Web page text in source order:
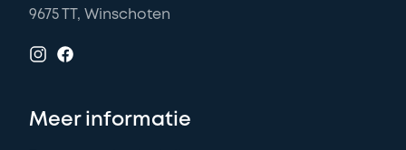
9675 TT, Winschoten
Meer informatie